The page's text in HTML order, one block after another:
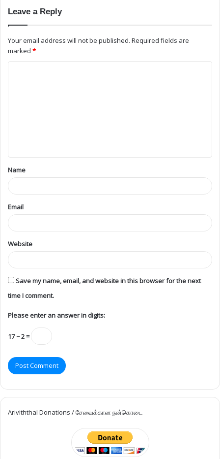
Leave a Reply
Your email address will not be published. Required fields are
marked *
Name
Email
Website
Save my name, email, and website in this browser for the next
time I comment.
Please enter an answer in digits:
17 − 2 =
Ariviththal Donations / சேவைக்கான நன்கொடை